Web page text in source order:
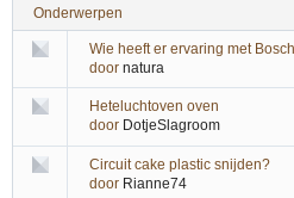
Onderwerpen
Wie heeft er ervaring met
door natura
Heteluchtoven oven
door DotjeSlagroom
Circuit cake plastic snijden?
door Rianne74